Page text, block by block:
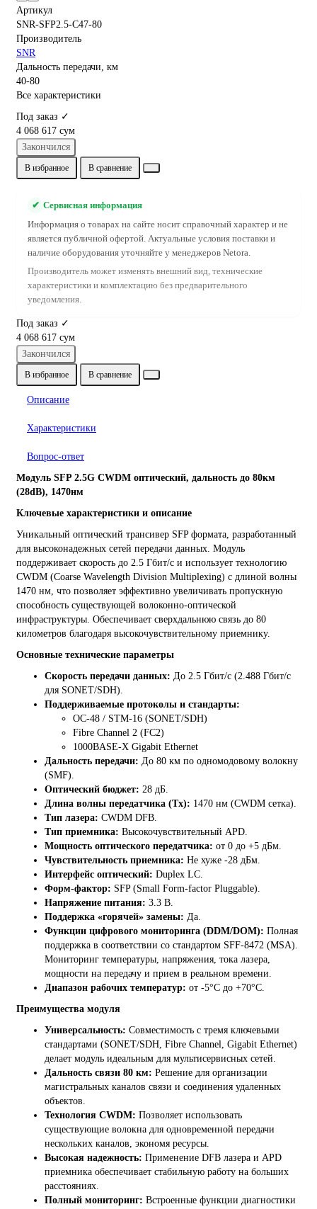
Артикул
SNR-SFP2.5-C47-80
Производитель
SNR
Дальность передачи, км
40-80
Все характеристики
Под заказ ✓
4 068 617 сум
Закончился
В избранное В сравнение
✔ Сервисная информация
Информация о товарах на сайте носит справочный характер и не
является публичной офертой. Актуальные условия поставки и
наличие оборудования уточняйте у менеджеров Netora.
Производитель может изменять внешний вид, технические
характеристики и комплектацию без предварительного
уведомления.
Под заказ ✓
4 068 617 сум
Закончился
В избранное В сравнение
Описание
Характеристики
Вопрос-ответ
Модуль SFP 2.5G CWDM оптический, дальность до 80км
(28dB), 1470нм
Ключевые характеристики и описание
Уникальный оптический трансивер SFP формата, разработанный
для высоконадежных сетей передачи данных. Модуль
поддерживает скорость до 2.5 Гбит/с и использует технологию
CWDM (Coarse Wavelength Division Multiplexing) с длиной волны
1470 нм, что позволяет эффективно увеличивать пропускную
способность существующей волоконно-оптической
инфраструктуры. Обеспечивает сверхдальнюю связь до 80
километров благодаря высокочувствительному приемнику.
Основные технические параметры
Скорость передачи данных: До 2.5 Гбит/с (2.488 Гбит/с
для SONET/SDH).
Поддерживаемые протоколы и стандарты:
OC-48 / STM-16 (SONET/SDH)
Fibre Channel 2 (FC2)
1000BASE-X Gigabit Ethernet
Дальность передачи: До 80 км по одномодовому волокну
(SMF).
Оптический бюджет: 28 дБ.
Длина волны передатчика (Tx): 1470 нм (CWDM сетка).
Тип лазера: CWDM DFB.
Тип приемника: Высокочувствительный APD.
Мощность оптического передатчика: от 0 до +5 дБм.
Чувствительность приемника: Не хуже -28 дБм.
Интерфейс оптический: Duplex LC.
Форм-фактор: SFP (Small Form-factor Pluggable).
Напряжение питания: 3.3 В.
Поддержка «горячей» замены: Да.
Функции цифрового мониторинга (DDM/DOM): Полная
поддержка в соответствии со стандартом SFF-8472 (MSA).
Мониторинг температуры, напряжения, тока лазера,
мощности на передачу и прием в реальном времени.
Диапазон рабочих температур: от -5°C до +70°C.
Преимущества модуля
Универсальность: Совместимость с тремя ключевыми
стандартами (SONET/SDH, Fibre Channel, Gigabit Ethernet)
делает модуль идеальным для мультисервисных сетей.
Дальность связи 80 км: Решение для организации
магистральных каналов связи и соединения удаленных
объектов.
Технология CWDM: Позволяет использовать
существующие волокна для одновременной передачи
нескольких каналов, экономя ресурсы.
Высокая надежность: Применение DFB лазера и APD
приемника обеспечивает стабильную работу на больших
расстояниях.
Полный мониторинг: Встроенные функции диагностики